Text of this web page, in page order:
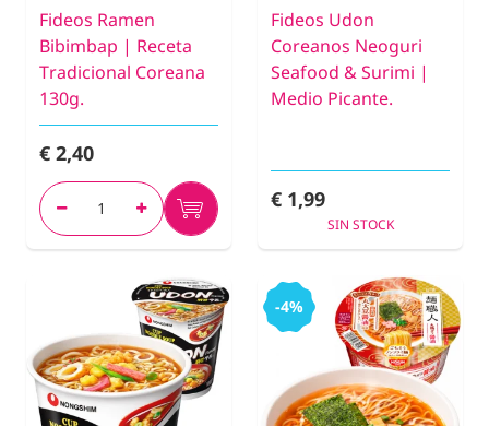
Fideos Ramen
Bibimbap | Receta
Tradicional Coreana
130g.
€ 2,40
Fideos Udon
Coreanos Neoguri
Seafood & Surimi |
Medio Picante.
€ 1,99
SIN STOCK
-4%